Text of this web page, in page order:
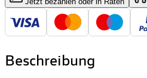
Beschreibung